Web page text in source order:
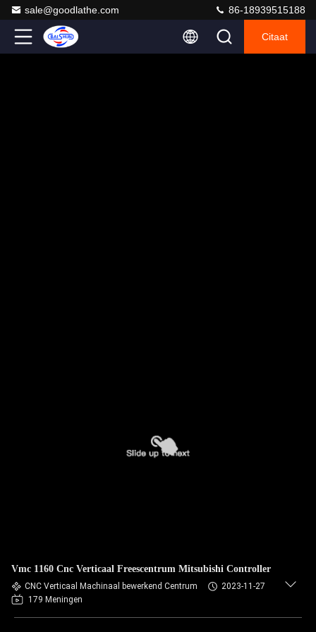
sale@goodlathe.com 86-18939515188
Citaat
Vmc 1160 Cnc Verticaal Freescentrum Mitsubishi Controller
CNC Verticaal Machinaal bewerkend Centrum
2023-11-27
179 Meningen